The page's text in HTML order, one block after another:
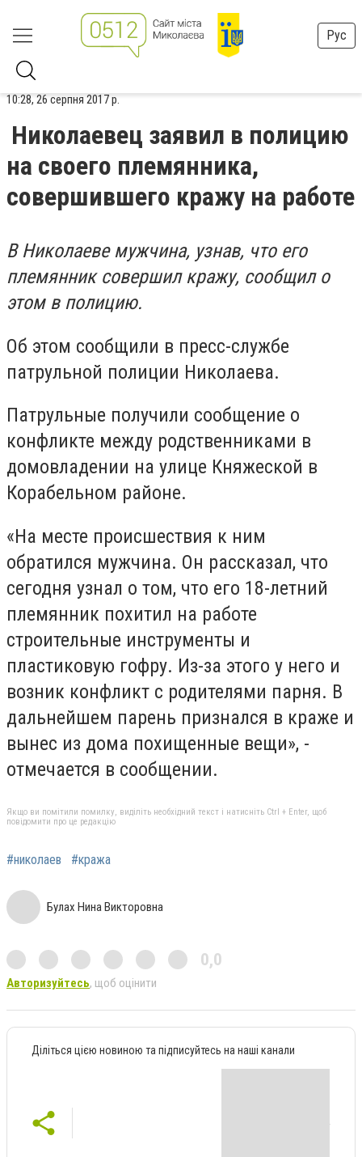
Рус
10:28, 26 серпня 2017 р.
Николаевец заявил в полицию
на своего племянника,
совершившего кражу на работе
В Николаеве мужчина, узнав, что его
племянник совершил кражу, сообщил о
этом в полицию.
Об этом сообщили в пресс-службе
патрульной полиции Николаева.
Патрульные получили сообщение о
конфликте между родственниками в
домовладении на улице Княжеской в ​​
Корабельном районе.
«На месте происшествия к ним
обратился мужчина. Он рассказал, что
сегодня узнал о том, что его 18-летний
племянник похитил на работе
строительные инструменты и
пластиковую гофру. Из-за этого у него и
возник конфликт с родителями парня. В
дальнейшем парень признался в краже и
вынес из дома похищенные вещи», -
отмечается в сообщении.
Якщо ви помітили помилку, виділіть необхідний текст і натисніть Ctrl + Enter, щоб
повідомити про це редакцію
#николаев #кража
Булах Нина Викторовна
0,0
Авторизуйтесь, щоб оцінити
Діліться цією новиною та підписуйтесь на наші канали